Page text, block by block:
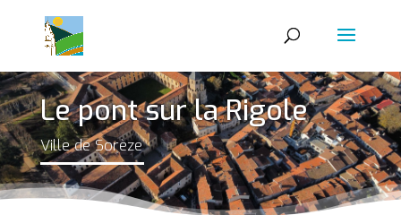
Le pont sur la Rigole
Ville de Sorèze